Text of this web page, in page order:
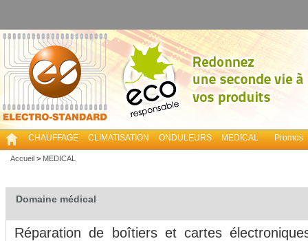
CHAUFFAGE CLIMATISATION ONDULEURS MEDICAL Promos
Accueil > MEDICAL
Domaine médical
Réparation de boîtiers et cartes